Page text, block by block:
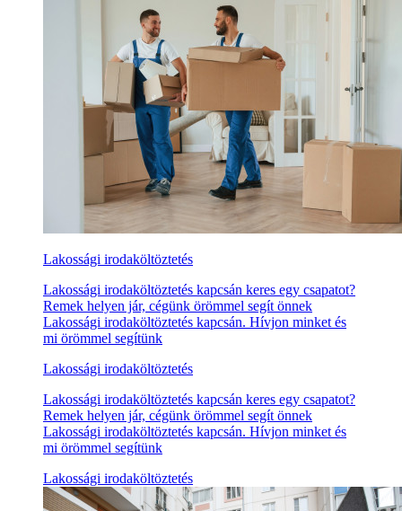
Lakossági irodaköltöztetés
Lakossági irodaköltöztetés kapcsán keres egy csapatot?
Remek helyen jár, cégünk örömmel segít önnek
Lakossági irodaköltöztetés kapcsán. Hívjon minket és
mi örömmel segítünk
Lakossági irodaköltöztetés
Lakossági irodaköltöztetés kapcsán keres egy csapatot?
Remek helyen jár, cégünk örömmel segít önnek
Lakossági irodaköltöztetés kapcsán. Hívjon minket és
mi örömmel segítünk
Lakossági irodaköltöztetés